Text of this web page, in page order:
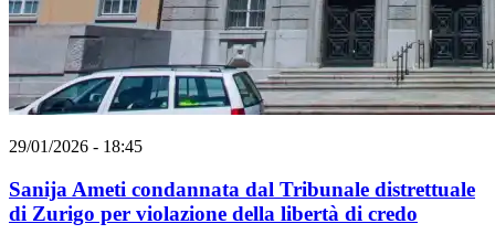
29/01/2026 - 18:45
Sanija Ameti condannata dal Tribunale distrettuale
di Zurigo per violazione della libertà di credo